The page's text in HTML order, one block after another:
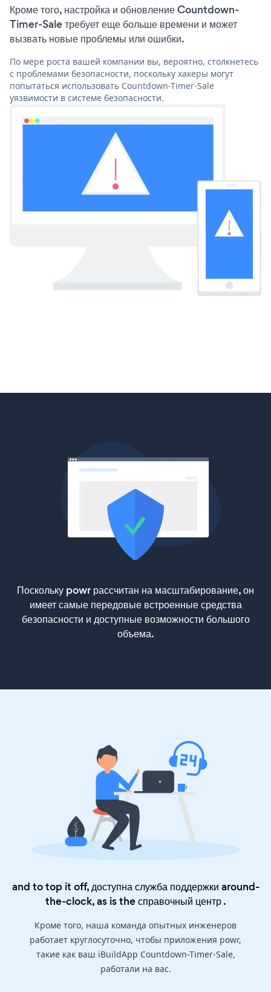
Кроме того, настройка и обновление Countdown-
Timer-Sale требует еще больше времени и может
вызвать новые проблемы или ошибки.
По мере роста вашей компании вы, вероятно, столкнетесь
с проблемами безопасности, поскольку хакеры могут
попытаться использовать Countdown-Timer-Sale
уязвимости в системе безопасности.
Поскольку powr рассчитан на масштабирование, он
имеет самые передовые встроенные средства
безопасности и доступные возможности большого
объема.
and to top it off, доступна служба поддержки around-
the-clock, as is theсправочный центр.
Кроме того, наша команда опытных инженеров
работает круглосуточно, чтобы приложения powr,
такие как ваш iBuildApp Countdown-Timer-Sale,
работали на вас.